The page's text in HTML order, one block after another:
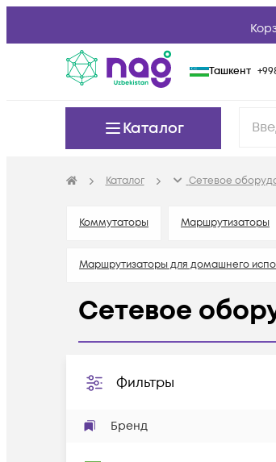
Ташкент
Каталог
Каталог Сетевое
Коммутаторы Маршрутизаторы
Маршрутизаторы для домашнего
Сетевое
Фильтры
Бренд